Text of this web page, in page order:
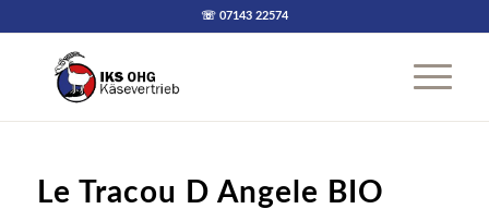
☏ 07143 22574
Le Tracou D Angele BIO